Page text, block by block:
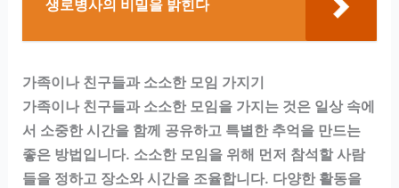
생로병사의 비밀을 밝힌다
가족이나 친구들과 소소한 모임 가지기
가족이나 친구들과 소소한 모임을 가지는 것은 일상 속에
서 소중한 시간을 함께 공유하고 특별한 추억을 만드는
좋은 방법입니다. 소소한 모임을 위해 먼저 참석할 사람
들을 정하고 장소와 시간을 조율합니다. 다양한 활동을